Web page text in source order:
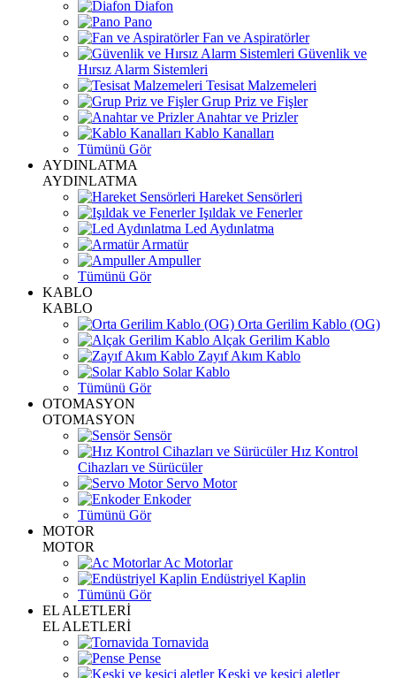
Diafon
Pano
Fan ve Aspiratörler
Güvenlik ve
Hırsız Alarm Sistemleri
Tesisat Malzemeleri
Grup Priz ve Fişler
Anahtar ve Prizler
Kablo Kanalları
Tümünü Gör
AYDINLATMA
AYDINLATMA
Hareket Sensörleri
Işıldak ve Fenerler
Led Aydınlatma
Armatür
Ampuller
Tümünü Gör
KABLO
KABLO
Orta Gerilim Kablo (OG)
Alçak Gerilim Kablo
Zayıf Akım Kablo
Solar Kablo
Tümünü Gör
OTOMASYON
OTOMASYON
Sensör
Hız Kontrol
Cihazları ve Sürücüler
Servo Motor
Enkoder
Tümünü Gör
MOTOR
MOTOR
Ac Motorlar
Endüstriyel Kaplin
Tümünü Gör
EL ALETLERİ
EL ALETLERİ
Tornavida
Pense
Keski ve kesici aletler